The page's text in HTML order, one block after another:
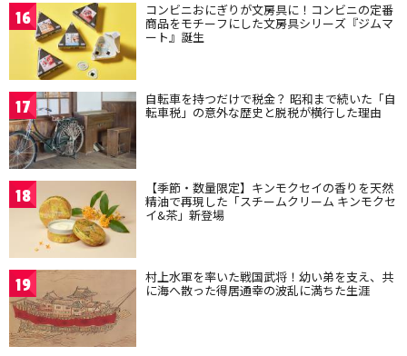
16 コンビニおにぎりが文房具に！コンビニの定番
商品をモチーフにした文房具シリーズ『ジムマ
ート』誕生
17 自転車を持つだけで税金？ 昭和まで続いた「自
転車税」の意外な歴史と脱税が横行した理由
18 【季節・数量限定】キンモクセイの香りを天然
精油で再現した「スチームクリーム キンモクセ
イ&茶」新登場
19 村上水軍を率いた戦国武将！幼い弟を支え、共
に海へ散った得居通幸の波乱に満ちた生涯